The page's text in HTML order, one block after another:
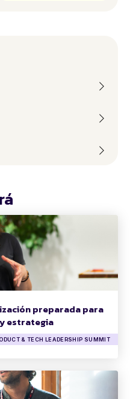
preparada para
estrategia
& TECH LEADERSHIP SUMMIT